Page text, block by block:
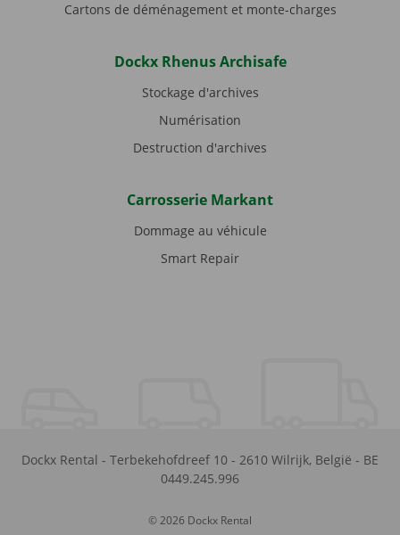
Cartons de déménagement et monte-charges
Dockx Rhenus Archisafe
Stockage d'archives
Numérisation
Destruction d'archives
Carrosserie Markant
Dommage au véhicule
Smart Repair
Dockx Rental - Terbekehofdreef 10 - 2610 Wilrijk, België - BE
0449.245.996
© 2026 Dockx Rental